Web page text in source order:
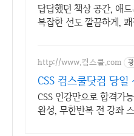
답답했던 책상 공간, 애
복잡한 선도 깔끔하게,
http://www.컴스쿨.com
CSS 컴스쿨닷컴 당
결제시 기프티콘!
CSS 인강만으로 합격가
완성, 무한반복 전 강좌